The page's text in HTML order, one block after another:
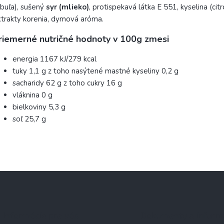
sušenýsyr (mlieko), protispekavá látka E 551, kyselina
korenia, dymová aróma.
nutričné hodnoty v 100g zmesi
energia 1167 kJ/279 kcal
tuky 1,1 g z toho nasýtené mastné kyseliny 0,2 g
sacharidy 62 g z toho cukry 16 g
vláknina 0 g
bielkoviny 5,3 g
soľ 25,7 g